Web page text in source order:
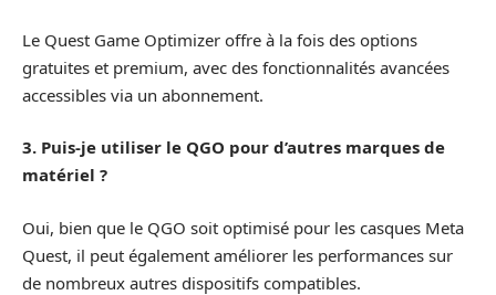
Le Quest Game Optimizer offre à la fois des options
gratuites et premium, avec des fonctionnalités avancées
accessibles via un abonnement.
3. Puis-je utiliser le QGO pour d’autres marques de
matériel ?
Oui, bien que le QGO soit optimisé pour les casques Meta
Quest, il peut également améliorer les performances sur
de nombreux autres dispositifs compatibles.